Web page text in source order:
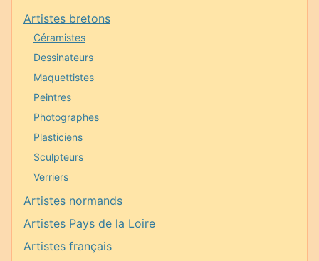
Artistes bretons
Céramistes
Dessinateurs
Maquettistes
Peintres
Photographes
Plasticiens
Sculpteurs
Verriers
Artistes normands
Artistes Pays de la Loire
Artistes français